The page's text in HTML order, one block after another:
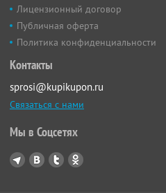
Лицензионный договор
Публичная оферта
Политика конфиденциальности
Контакты
sprosi@kupikupon.ru
Связаться с нами
Мы в Соцсетях